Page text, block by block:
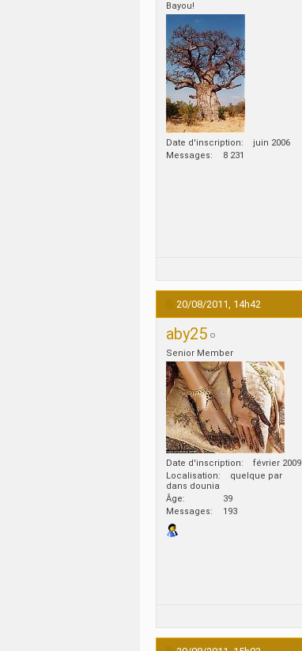
Bayou!
Date d'inscription
juin 2006
Messages
8 231
20/08/2011, 14h42
aby25
Senior Member
Date d'inscription
février 2009
Localisation
quelque par
dans dounia
Âge
39
Messages
193